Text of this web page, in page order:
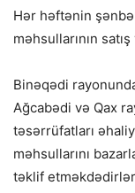
Hər həftənin
məhsullarının
Binəqədi
Ağcabədi və Qax
təsərrüfatları
məhsullarını
təklif